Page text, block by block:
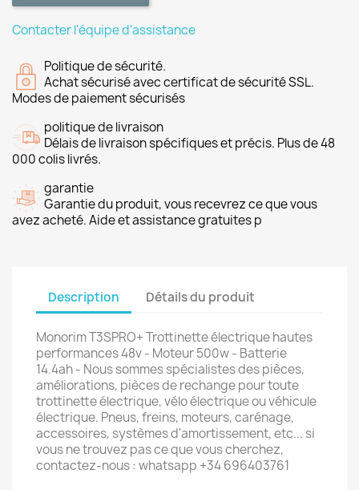
Contacter l'équipe d'assistance
Politique de sécurité.
Achat sécurisé avec certificat de sécurité SSL.
Modes de paiement sécurisés
politique de livraison
Délais de livraison spécifiques et précis. Plus de 48
000 colis livrés.
garantie
Garantie du produit, vous recevrez ce que vous
avez acheté. Aide et assistance gratuites p
Description Détails du produit
Monorim T3SPRO+ Trottinette électrique hautes
performances 48v - Moteur 500w - Batterie
14.4ah - Nous sommes spécialistes des pièces,
améliorations, pièces de rechange pour toute
trottinette électrique, vélo électrique ou véhicule
électrique. Pneus, freins, moteurs, carénage,
accessoires, systèmes d'amortissement, etc... si
vous ne trouvez pas ce que vous cherchez,
contactez-nous : whatsapp +34 696403761